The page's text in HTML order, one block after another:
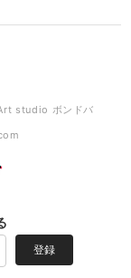
studio ボンドバ
登録